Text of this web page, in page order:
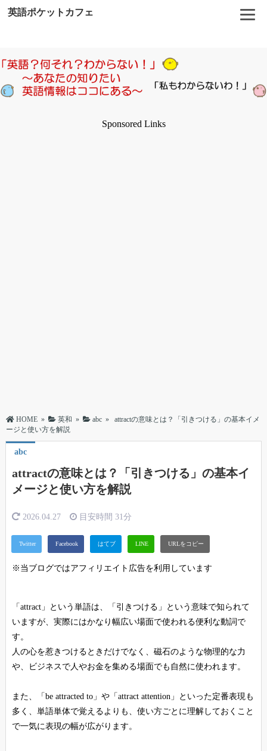
英語ポケットカフェ
Sponsored Links
HOME » 英和 » abc »
attractの意味とは？「引きつける」の基本イメ
ージと使い方を解説
abc
attractの意味とは？「引きつける」の基本イ
メージと使い方を解説
2026.04.27 目安時間 31分
※当ブログではアフィリエイト広告を利用しています
「attract」という単語は、「引きつける」という意味で知られて
いますが、実際にはかなり幅広い場面で使われる便利な動詞で
す。
人の心を惹きつけるときだけでなく、磁石のような物理的な力
や、ビジネスで人やお金を集める場面でも自然に使われます。
また、「be attracted to」や「attract attention」といった定番表現も
多く、単語単体で覚えるよりも、使い方ごとに理解しておくこと
で一気に表現の幅が広がります。